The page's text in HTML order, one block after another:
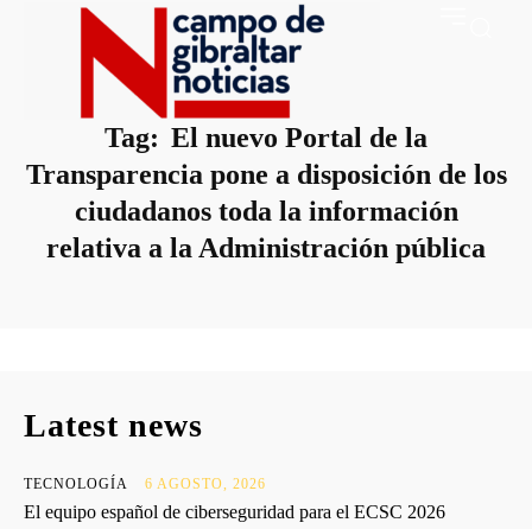
Tag: El nuevo Portal de la
Transparencia pone a disposición de los
ciudadanos toda la información
relativa a la Administración pública
Latest news
TECNOLOGÍA 6 AGOSTO, 2026
El equipo español de ciberseguridad para el ECSC 2026